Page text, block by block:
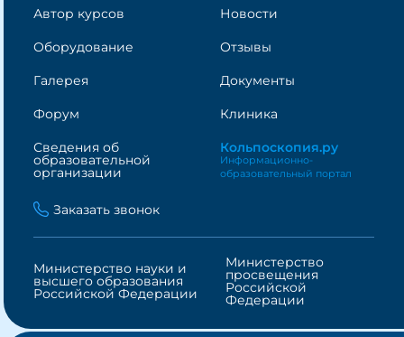
Автор курсов Новости
Оборудование Отзывы
Галерея Документы
Форум Клиника
Сведения об
образовательной
организации
Кольпоскопия.ру
Информационно-
образовательный портал
Заказать звонок
Министерство науки и
высшего образования
Российской Федерации
Министерство
просвещения
Российской
Федерации